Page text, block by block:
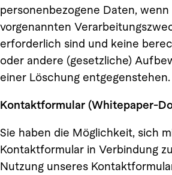
personenbezogene Daten, wenn
vorgenannten
erforderlich sind und keine
oder andere (gesetzliche)
einer Löschung entgegenstehen.
Kontaktformular (Whitepaper-
Sie haben die Möglichkeit, sich
Kontaktformular in Verbindung
Nutzung unseres